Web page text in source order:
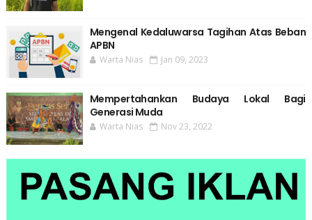
Mengenal Kedaluwarsa Tagihan Atas Beban
APBN
Warta Nias Jan 09, 2023
Mempertahankan Budaya Lokal Bagi
Generasi Muda
Warta Nias Nov 23, 2022